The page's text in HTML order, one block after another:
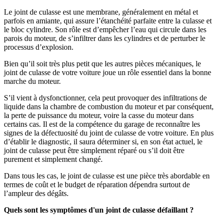
Le joint de culasse est une membrane, généralement en métal et
parfois en amiante, qui assure l’étanchéité parfaite entre la culasse et
le bloc cylindre. Son rôle est d’empêcher l’eau qui circule dans les
parois du moteur, de s’infiltrer dans les cylindres et de perturber le
processus d’explosion.
Bien qu’il soit très plus petit que les autres pièces mécaniques, le
joint de culasse de votre voiture joue un rôle essentiel dans la bonne
marche du moteur.
S’il vient à dysfonctionner, cela peut provoquer des infiltrations de
liquide dans la chambre de combustion du moteur et par conséquent,
la perte de puissance du moteur, voire la casse du moteur dans
certains cas. Il est de la compétence du garage de reconnaître les
signes de la défectuosité du joint de culasse de votre voiture. En plus
d’établir le diagnostic, il saura déterminer si, en son état actuel, le
joint de culasse peut être simplement réparé ou s’il doit être
purement et simplement changé.
Dans tous les cas, le joint de culasse est une pièce très abordable en
termes de coût et le budget de réparation dépendra surtout de
l’ampleur des dégâts.
Quels sont les symptômes d'un joint de culasse défaillant ?